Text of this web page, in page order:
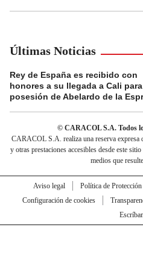
Últimas Noticias
Rey de España es recibido con
honores a su llegada a Cali para
posesión de Abelardo de la
© CARACOL S.A. Todos
CARACOL S.A. realiza una reserva expresa
y otras prestaciones accesibles desde este
medios que
Aviso legal Política de
Configuración de cookies